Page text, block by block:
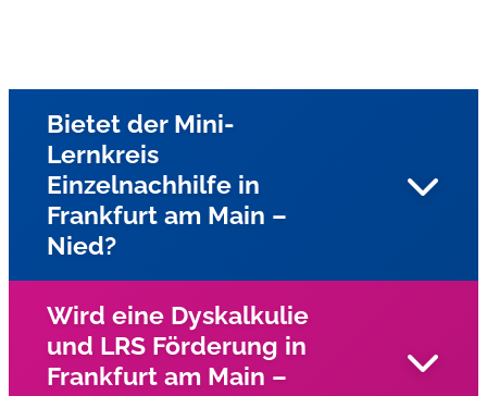
Bietet der Mini-
Lernkreis
Einzelnachhilfe in
Frankfurt am Main –
Nied?
Ja, gesamten Stadtgebiet von Frankfurt am Main und
Umgebung bieten wir Einzelnachhilfe beim Schüler zu
Wird eine Dyskalkulie
und LRS Förderung in
Frankfurt am Main –